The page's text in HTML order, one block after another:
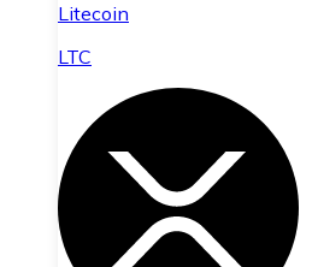
Litecoin
LTC